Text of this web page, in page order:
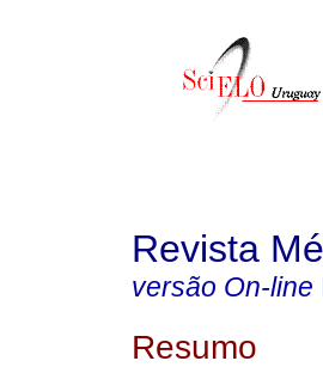
Revista
versão On-line
Resumo